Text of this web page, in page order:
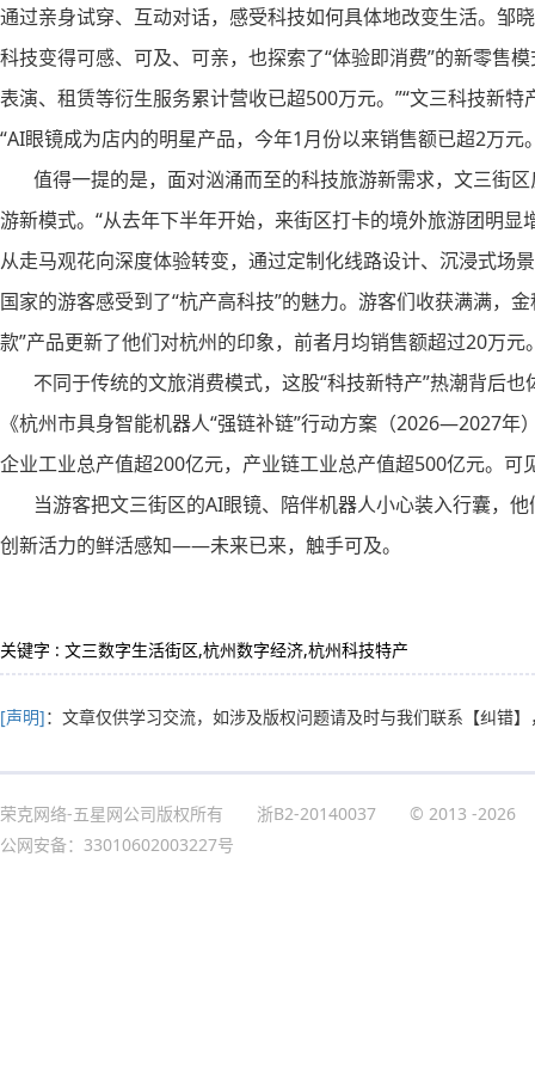
通过亲身试穿、互动对话，感受科技如何具体地改变生活。
科技变得可感、可及、可亲，也探索了“体验即消费”的新零售
表演、租赁等衍生服务累计营收已超500万元。”“文三科技新
“AI眼镜成为店内的明星产品，今年1月份以来销售额已超2万
值得一提的是，面对汹涌而至的科技旅游新需求，文三街
游新模式。“从去年下半年开始，来街区打卡的境外旅游团明
从走马观花向深度体验转变，通过定制化线路设计、沉浸式场
国家的游客感受到了“杭产高科技”的魅力。游客们收获满满，
款”产品更新了他们对杭州的印象，前者月均销售额超过20万元
不同于传统的文旅消费模式，这股“科技新特产”热潮背后也
《杭州市具身智能机器人“强链补链”行动方案（2026—2027
企业工业总产值超200亿元，产业链工业总产值超500亿元。可
当游客把文三街区的AI眼镜、陪伴机器人小心装入行囊，他
创新活力的鲜活感知——未来已来，触手可及。
关键字 : 文三数字生活街区,杭州数字经济,杭州科技特产
[声明]：文章仅供学习交流，如涉及版权问题请及时与我们联系 【纠错】
荣克网络-五星网公司版权所有 浙B2-20140037 © 2013 -2026
公网安备：33010602003227号